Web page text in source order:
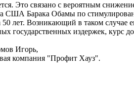
Это связано с вероятным
США Барака Обамы по
50 лет. Возникающий в таком
государственных издержек, курс
Игорь,
компания "Профит Хауз".